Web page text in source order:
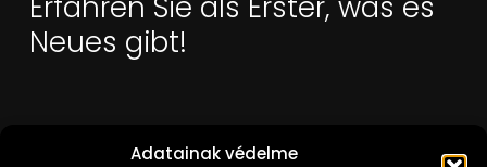
Adatainak védelme
Neues gibt!